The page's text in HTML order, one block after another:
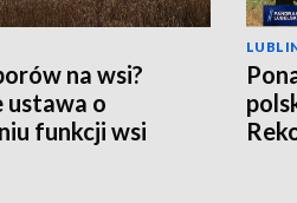
na wsi?
ustawa o
funkcji wsi